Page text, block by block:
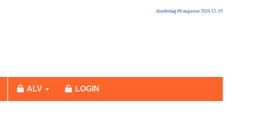
donderdag 06 augustus 2026 15:19
ALV LOGIN